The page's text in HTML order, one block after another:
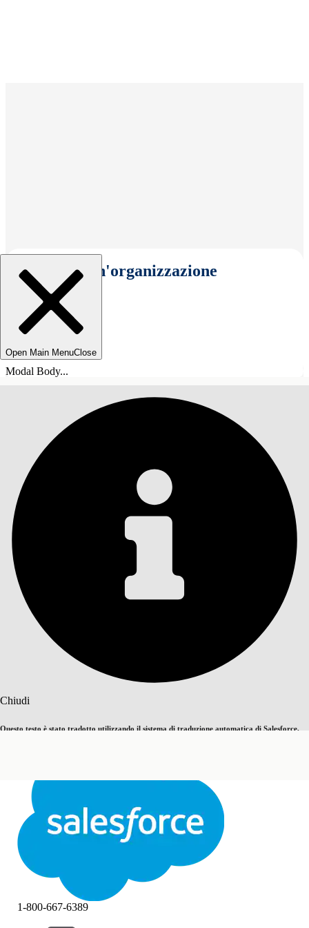
Seleziona un'organizzazione
Open Main MenuClose
Modal Body...
Chiudi
Questo testo è stato tradotto utilizzando il sistema di traduzione automatica di Salesforce.
Chiudi Chiudi
SOMMARIO
1-800-667-6389